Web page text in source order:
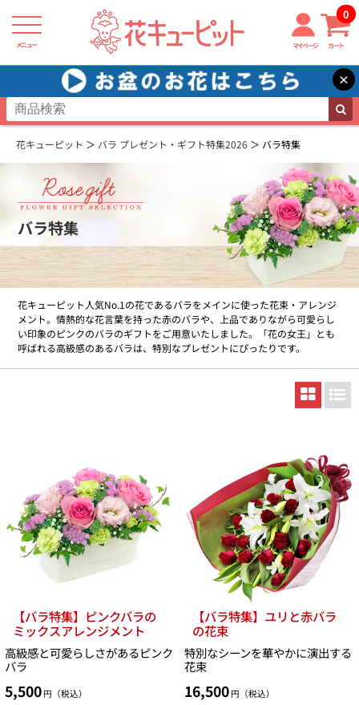
メニュー マイページ カート
0
×
花キューピット バラ プレゼント・ギフト特集2026 バラ特集
バラ特集
花キューピット人気No.1の花であるバラをメインに使った花束・アレンジ
メント。情熱的な花言葉を持った赤のバラや、上品でありながら可愛らし
い印象のピンクのバラのギフトをご用意いたしました。「花の女王」とも
呼ばれる高級感のあるバラは、特別なプレゼントにぴったりです。
【バラ特集】ピンクバラの
ミックスアレンジメント
高級感と可愛らしさがあるピンク
バラ
5,500 円（税込）
【バラ特集】ユリと赤バラ
の花束
特別なシーンを華やかに演出する
花束
16,500 円（税込）